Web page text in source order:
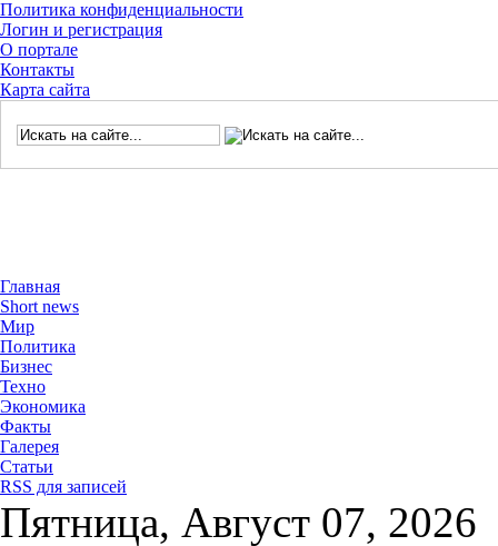
Политика конфиденциальности
Логин и регистрация
О портале
Контакты
Карта сайта
Главная
Short news
Мир
Политика
Бизнес
Техно
Экономика
Факты
Галерея
Статьи
RSS для записей
Пятница, Август 07, 2026